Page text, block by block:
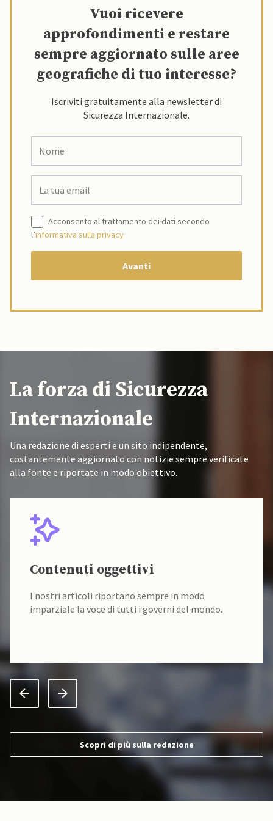
Vuoi ricevere
approfondimenti e restare
sempre aggiornato sulle aree
geografiche di tuo interesse?
Iscriviti gratuitamente alla newsletter di
Sicurezza Internazionale.
Acconsento al trattamento dei dati secondo
l’informativa sulla privacy
La forza di Sicurezza
Internazionale
Una redazione di esperti e un sito indipendente,
costantemente aggiornato con notizie sempre verificate
alla fonte e riportate in modo obiettivo.
Contenuti oggettivi
I nostri articoli riportano sempre in modo
imparziale la voce di tutti i governi del mondo.
Scopri di più sulla redazione